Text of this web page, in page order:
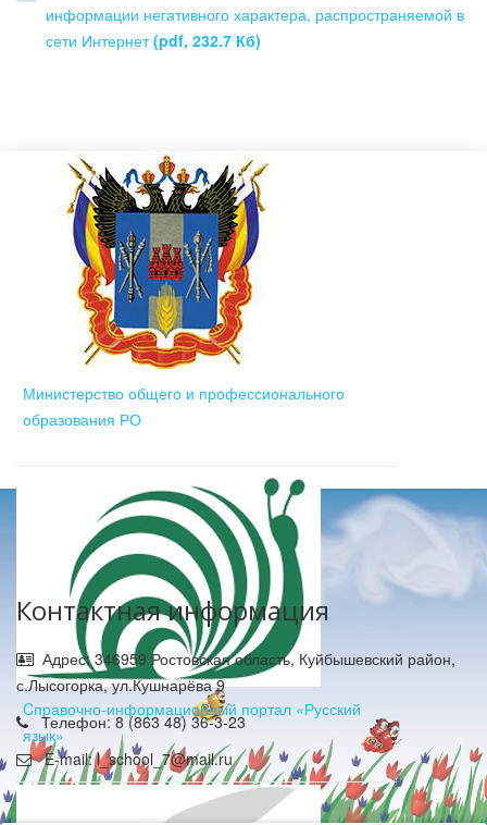
информации негативного характера, распространяемой в
сети Интернет(pdf, 232.7 Кб)
Министерство общего и профессионального
образования РО
Cправочно-информационный портал «Русский
язык»
Контактная информация
Адрес: 346959 Ростовская область, Куйбышевский район,
с.Лысогорка, ул.Кушнарёва 9
Телефон: 8 (863 48) 36-3-23
E-mail: l_school_7@mail.ru